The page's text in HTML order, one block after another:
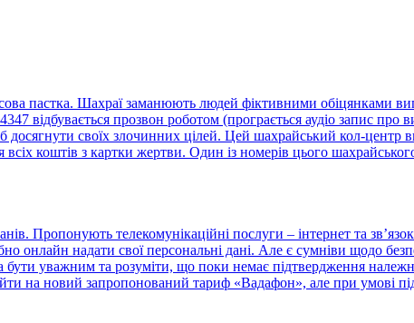
пастка. Шахраї заманюють людей фіктивними обіцянками
відбувається прозвон роботом (програється аудіо запис про
своїх злочинних цілей. Цей шахрайський кол-центр
коштів з картки жертви. Один із номерів цього
Пропонують телекомунікаційні послуги – інтернет та
онлайн надати свої персональні дані. Але є сумніви щодо
уважним та розуміти, що поки немає підтвердження
на новий запропонований тариф «Вадафон», але при умові